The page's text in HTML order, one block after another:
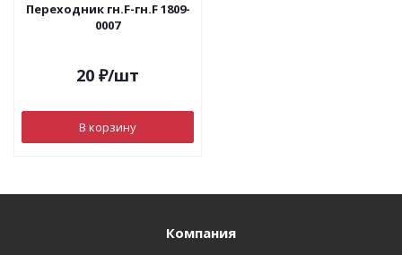
Переходник гн.F-гн.F 1809-
0007
20 ₽/шт
В корзину
Компания